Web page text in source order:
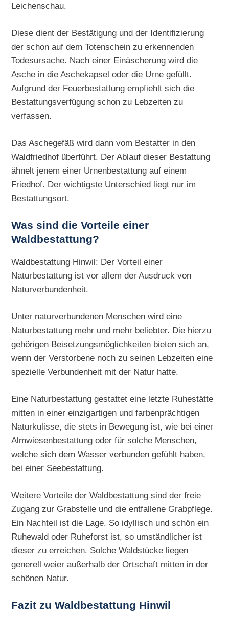
Leichenschau.
Diese dient der Bestätigung und der Identifizierung
der schon auf dem Totenschein zu erkennenden
Todesursache. Nach einer Einäscherung wird die
Asche in die Aschekapsel oder die Urne gefüllt.
Aufgrund der Feuerbestattung empfiehlt sich die
Bestattungsverfügung schon zu Lebzeiten zu
verfassen.
Das Aschegefäß wird dann vom Bestatter in den
Waldfriedhof überführt. Der Ablauf dieser Bestattung
ähnelt jenem einer Urnenbestattung auf einem
Friedhof. Der wichtigste Unterschied liegt nur im
Bestattungsort.
Was sind die Vorteile einer
Waldbestattung?
Waldbestattung Hinwil: Der Vorteil einer
Naturbestattung ist vor allem der Ausdruck von
Naturverbundenheit.
Unter naturverbundenen Menschen wird eine
Naturbestattung mehr und mehr beliebter. Die hierzu
gehörigen Beisetzungsmöglichkeiten bieten sich an,
wenn der Verstorbene noch zu seinen Lebzeiten eine
spezielle Verbundenheit mit der Natur hatte.
Eine Naturbestattung gestattet eine letzte Ruhestätte
mitten in einer einzigartigen und farbenprächtigen
Naturkulisse, die stets in Bewegung ist, wie bei einer
Almwiesenbestattung oder für solche Menschen,
welche sich dem Wasser verbunden gefühlt haben,
bei einer Seebestattung.
Weitere Vorteile der Waldbestattung sind der freie
Zugang zur Grabstelle und die entfallene Grabpflege.
Ein Nachteil ist die Lage. So idyllisch und schön ein
Ruhewald oder Ruheforst ist, so umständlicher ist
dieser zu erreichen. Solche Waldstücke liegen
generell weier außerhalb der Ortschaft mitten in der
schönen Natur.
Fazit zu Waldbestattung Hinwil